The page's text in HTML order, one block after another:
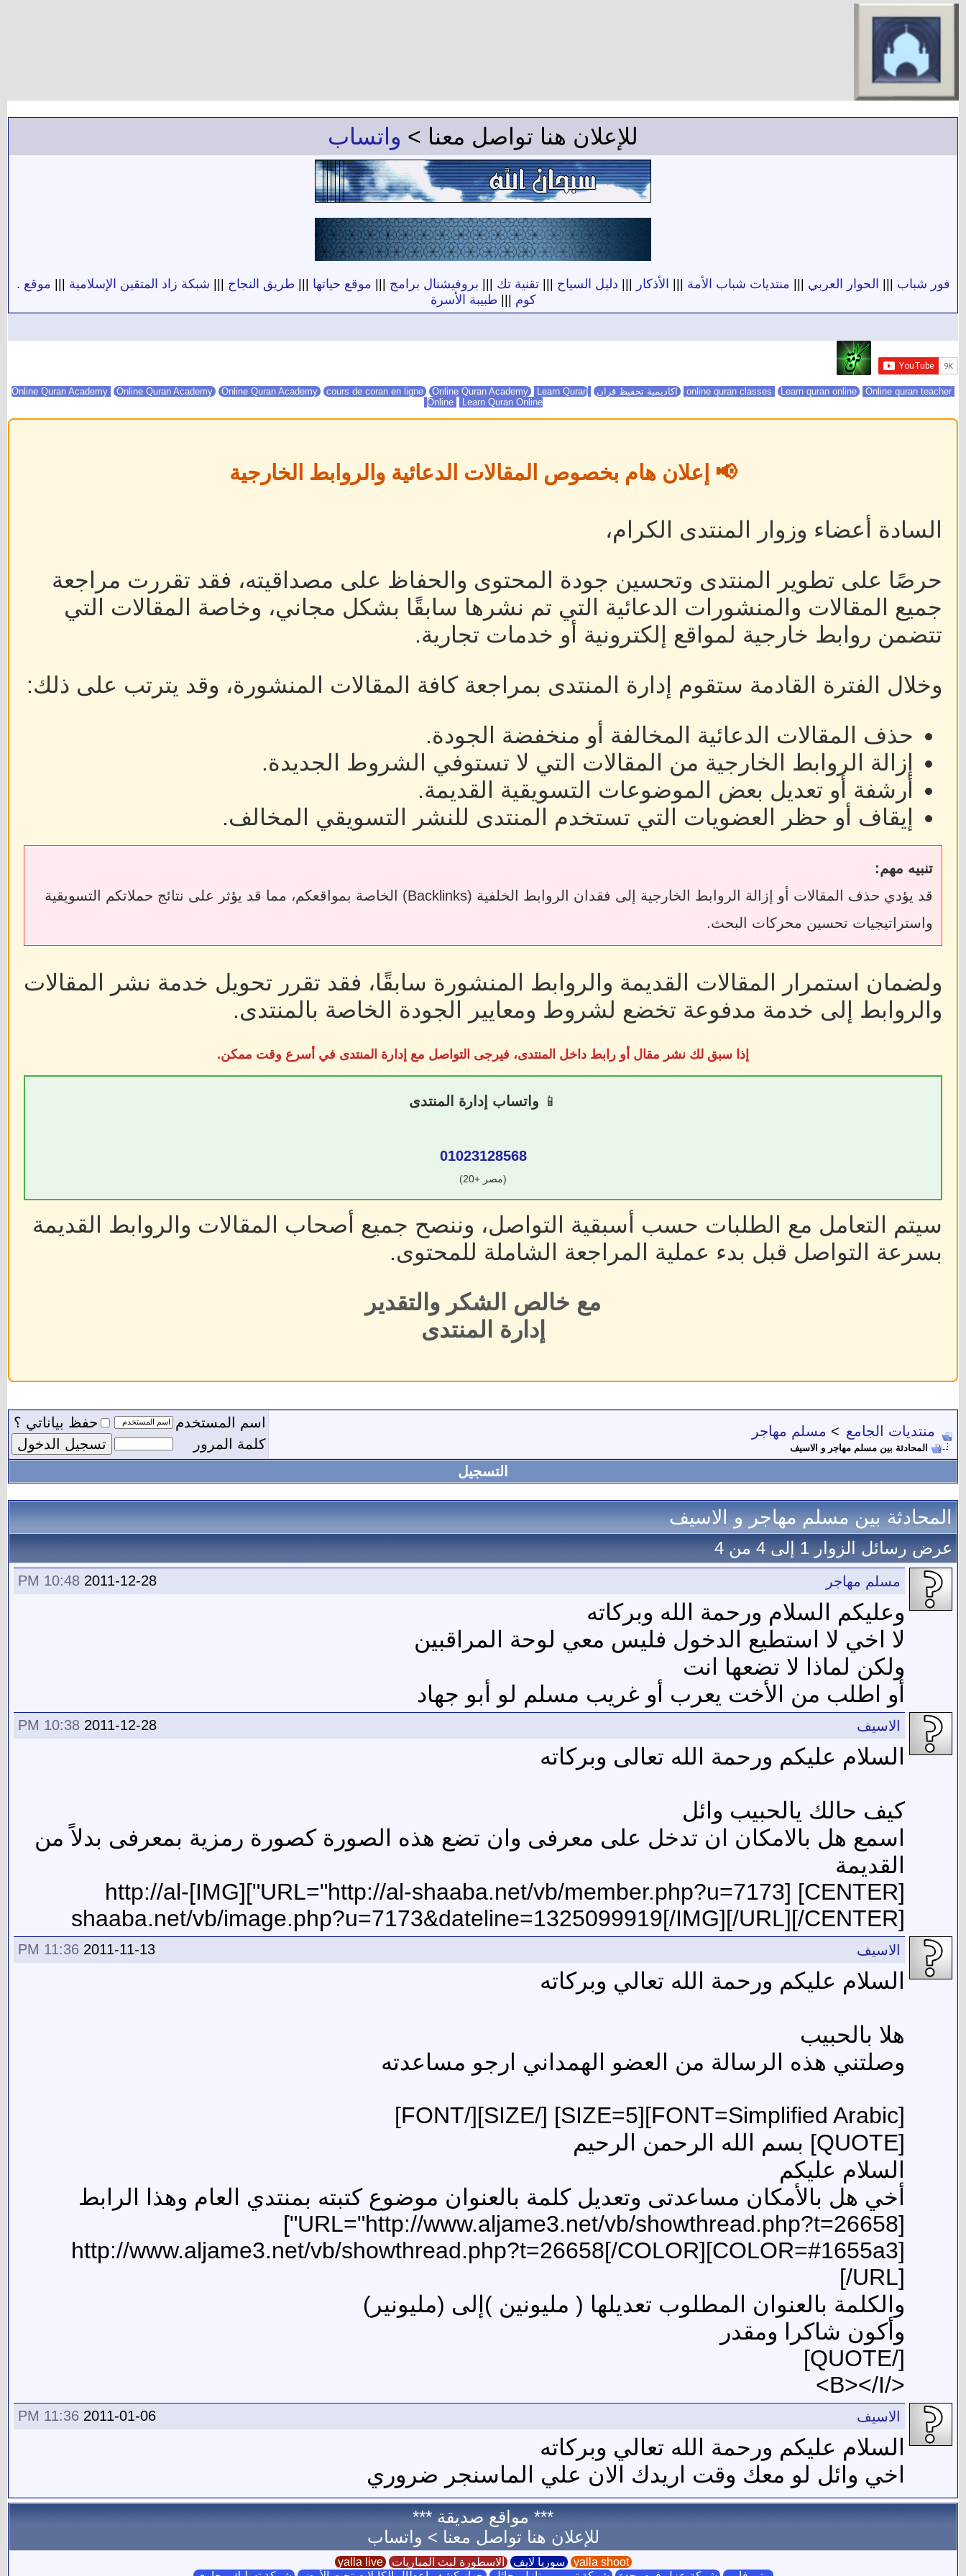
للإعلان هنا تواصل معنا > واتساب
فور شباب الحوار العربي منتديات شباب الأمة الأذكار دليل السياح |||تقنية تك بروفيشنال برامج موقع حياتها طريق النجاح شبكة زاد المتقين الإسلامية
موقع .
كوم
طبيبة الأسرة
Learn quran online Online quran teacher اكاديمية تحفيظ قران Online Quran Academy Online Quran Academy cours de coran en ligne Online Quran Academy
Learn Quran
Online
Learn Quran Online
📢 إعلان هام بخصوص المقالات الدعائية والروابط الخارجية
السادة أعضاء وزوار المنتدى الكرام،
حرصًا على تطوير المنتدى وتحسين جودة المحتوى والحفاظ على مصداقيته، فقد تقررت مراجعة
جميع المقالات والمنشورات الدعائية التي تم نشرها سابقًا بشكل مجاني، وخاصة المقالات التي
تتضمن روابط خارجية لمواقع إلكترونية أو خدمات تجارية.
وخلال الفترة القادمة ستقوم إدارة المنتدى بمراجعة كافة المقالات المنشورة، وقد يترتب على ذلك:
حذف المقالات الدعائية المخالفة أو منخفضة الجودة.
إزالة الروابط الخارجية من المقالات التي لا تستوفي الشروط الجديدة.
أرشفة أو تعديل بعض الموضوعات التسويقية القديمة.
إيقاف أو حظر العضويات التي تستخدم المنتدى للنشر التسويقي المخالف.
تنبيه مهم:
قد يؤدي حذف المقالات أو إزالة الروابط الخارجية إلى فقدان الروابط الخلفية (Backlinks) الخاصة بمواقعكم، مما قد يؤثر على نتائج حملاتكم التسويقية
واستراتيجيات تحسين محركات البحث.
ولضمان استمرار المقالات القديمة والروابط المنشورة سابقًا، فقد تقرر تحويل خدمة نشر المقالات
والروابط إلى خدمة مدفوعة تخضع لشروط ومعايير الجودة الخاصة بالمنتدى.
إذا سبق لك نشر مقال أو رابط داخل المنتدى، فيرجى التواصل مع إدارة المنتدى في أسرع وقت ممكن.
📱 واتساب إدارة المنتدى
01023128568
(مصر +20)
سيتم التعامل مع الطلبات حسب أسبقية التواصل، وننصح جميع أصحاب المقالات والروابط القديمة
بسرعة التواصل قبل بدء عملية المراجعة الشاملة للمحتوى.
مع خالص الشكر والتقدير
إدارة المنتدى
منتديات الجامع > مسلم مهاجر
المحادثة بين مسلم مهاجر و الاسيف
اسم المستخدم
حفظ بياناتي ؟
كلمة المرور
التسجيل
المحادثة بين مسلم مهاجر و الاسيف
عرض رسائل الزوار 1 إلى 4من4
2011-12-28
10:48 PM مسلم مهاجر
وعليكم السلام ورحمة الله وبركاته
لا اخي لا استطيع الدخول فليس معي لوحة المراقبين
ولكن لماذا لا تضعها انت
أو اطلب من الأخت يعرب أو غريب مسلم لو أبو جهاد
2011-12-28
10:38 PM الاسيف
السلام عليكم ورحمة الله تعالى وبركاته
كيف حالك يالحبيب وائل
اسمع هل بالامكان ان تدخل على معرفى وان تضع هذه الصورة كصورة رمزية بمعرفى بدلاً من
القديمة
[CENTER] [URL="http://al-shaaba.net/vb/member.php?u=7173"][IMG]http://al-
shaaba.net/vb/image.php?u=7173&dateline=1325099919[/IMG][/URL][/CENTER]
2011-11-13
11:36 PM الاسيف
السلام عليكم ورحمة الله تعالي وبركاته
هلا بالحبيب
وصلتني هذه الرسالة من العضو الهمداني ارجو مساعدته
[FONT=Simplified Arabic][SIZE=5] [/SIZE][/FONT]
[QUOTE] بسم الله الرحمن الرحيم
السلام عليكم
أخي هل بالأمكان مساعدتى وتعديل كلمة بالعنوان موضوع كتبته بمنتدي العام وهذا الرابط
[URL="http://www.aljame3.net/vb/showthread.php?t=26658"]
[COLOR=#1655a3]http://www.aljame3.net/vb/showthread.php?t=26658[/COLOR]
[/URL]
والكلمة بالعنوان المطلوب تعديلها ( مليونين )إلى (مليونير)
وأكون شاكرا ومقدر
[/QUOTE]
</B></I>
2011-01-06
11:36 PM الاسيف
السلام عليكم ورحمة الله تعالي وبركاته
اخي وائل لو معك وقت اريدك الان علي الماسنجر ضروري
*** مواقع صديقة ***
للإعلان هنا تواصل معنا > واتساب
yalla shoot سوريا لايف الاسطورة لبث المباريات yalla live